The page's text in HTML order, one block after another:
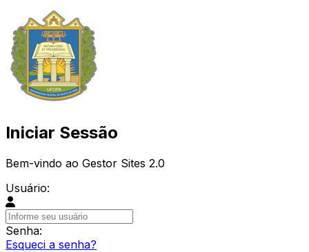
Iniciar Sessão
Bem-vindo ao Gestor Sites 2.0
Usuário:
Senha:
Esqueci a senha?